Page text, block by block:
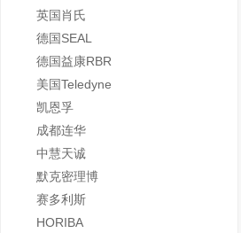
英国肖氏
德国SEAL
德国益康RBR
美国Teledyne
凯恩孚
成都连华
中慧天诚
默克密理博
赛多利斯
HORIBA